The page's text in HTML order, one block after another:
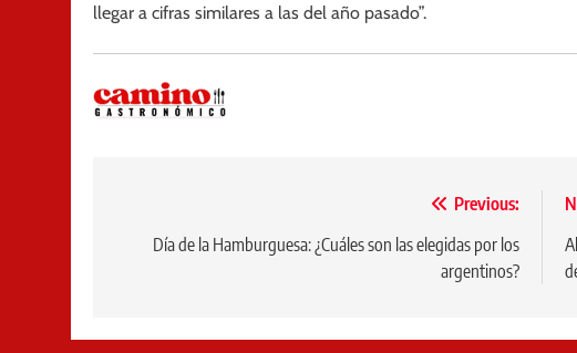
llegar a cifras similares a las del año pasado”.
Previous:
Día de la Hamburguesa: ¿Cuáles son las elegidas por los
argentinos?